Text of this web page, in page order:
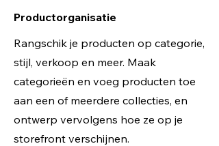
Productorganisatie
Rangschik je producten op categorie,
stijl, verkoop en meer. Maak
categorieën en voeg producten toe
aan een of meerdere collecties, en
ontwerp vervolgens hoe ze op je
storefront verschijnen.